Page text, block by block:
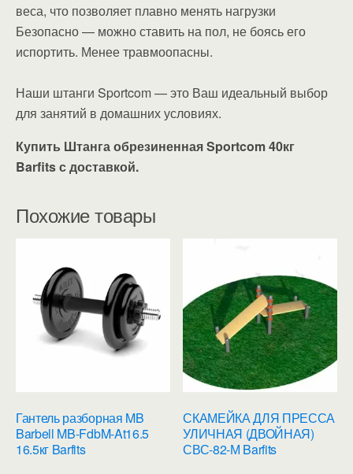
веса, что позволяет плавно менять нагрузки
Безопасно — можно ставить на пол, не боясь его
испортить. Менее травмоопасны.
Наши штанги Sportcom — это Ваш идеальный выбор
для занятий в домашних условиях.
Купить Штанга обрезиненная Sportcom 40кг
Barfits с доставкой.
Похожие товары
Гантель разборная MB
Barbell MB-FdbM-At16.5
16.5кг Barfits
СКАМЕЙКА ДЛЯ ПРЕССА
УЛИЧНАЯ (ДВОЙНАЯ)
СВС-82-М Barfits